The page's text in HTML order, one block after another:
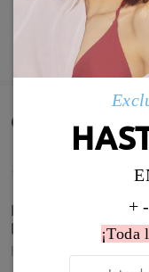
Comentarios de
La graduación es
las uso todos los
by
+
¡Toda